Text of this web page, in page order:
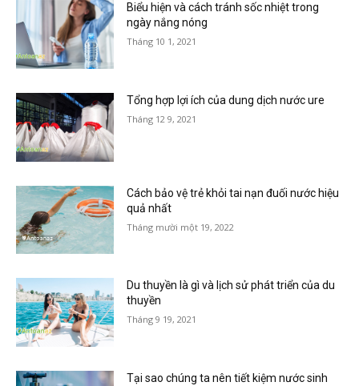
Biểu hiện và cách tránh sốc nhiệt trong
ngày nắng nóng
Tháng 10 1, 2021
Tổng hợp lợi ích của dung dịch nước ure
Tháng 12 9, 2021
Cách bảo vệ trẻ khỏi tai nạn đuối nước hiệu
quả nhất
Tháng mười một 19, 2022
Du thuyền là gì và lịch sử phát triển của du
thuyền
Tháng 9 19, 2021
Tại sao chúng ta nên tiết kiệm nước sinh